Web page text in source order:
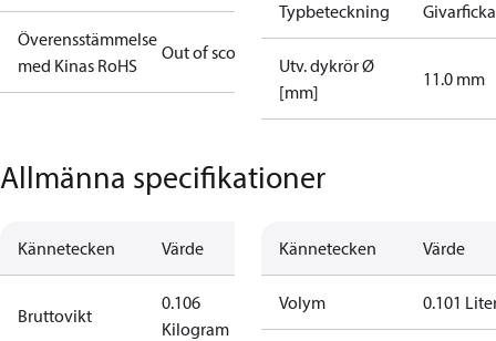
Överensstämmelse
med Kinas RoHS
Out of scope
Typbeteckning Givarficka
Utv. dykrör Ø
[mm]
11.0 mm
Allmänna specifikationer
Kännetecken Värde
Bruttovikt
0.106
Kilogram
Kännetecken Värde
Volym 0.101